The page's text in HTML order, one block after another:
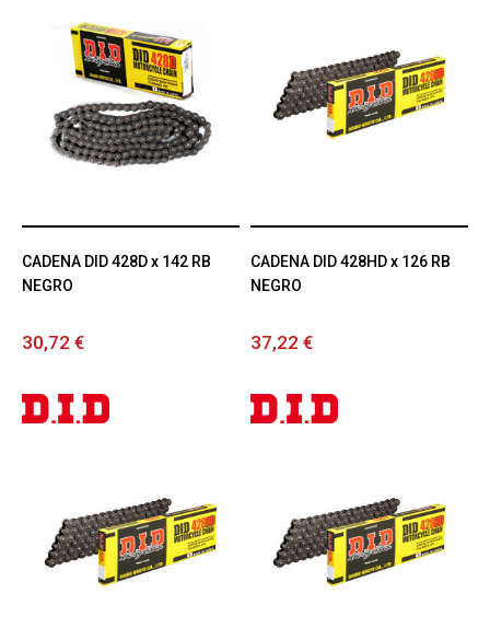
CADENA DID 428D x 142 RB
NEGRO
30,72 €
CADENA DID 428HD x 126 RB
NEGRO
37,22 €